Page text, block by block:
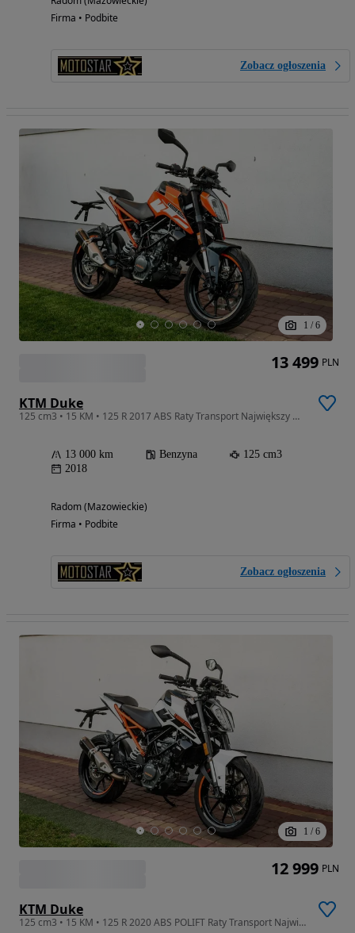
Firma • Podbite
Zobacz ogłoszenia
1 / 6
KTM Duke
125 cm3 • 15 KM • 125 R 2017 ABS Raty Transport Największy Wybór Moto 125
13 000 km Benzyna
125 cm3
2018
Radom (Mazowieckie)
Firma • Podbite
Zobacz ogłoszenia
13 499 PLN
1 / 6
KTM Duke
125 cm3 • 15 KM • 125 R 2020 ABS POLIFT Raty Transport Największy Wybór Moto 125 W PL
12 999 PLN